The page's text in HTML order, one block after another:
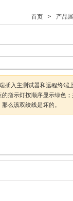
首页 > 产品
插入主测试器和远程终端
指示灯按顺序显示绿色
么该双绞线是坏的。